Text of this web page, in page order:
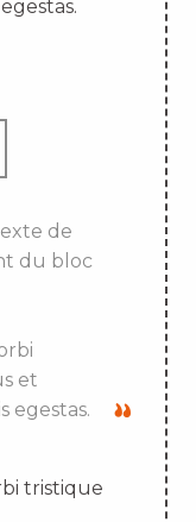
de
du bloc
et
egestas.
tristique